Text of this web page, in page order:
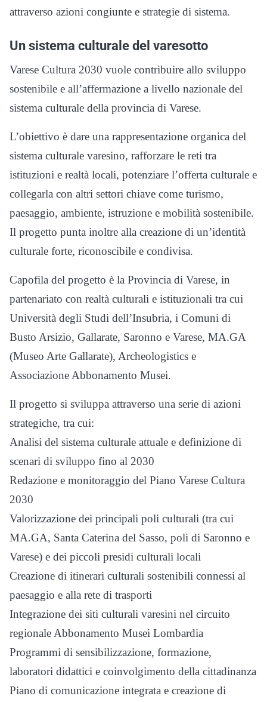
attraverso azioni congiunte e strategie di sistema.
Un sistema culturale del varesotto
Varese Cultura 2030 vuole contribuire allo sviluppo
sostenibile e all’affermazione a livello nazionale del
sistema culturale della provincia di Varese.
L’obiettivo è dare una rappresentazione organica del
sistema culturale varesino, rafforzare le reti tra
istituzioni e realtà locali, potenziare l’offerta culturale e
collegarla con altri settori chiave come turismo,
paesaggio, ambiente, istruzione e mobilità sostenibile.
Il progetto punta inoltre alla creazione di un’identità
culturale forte, riconoscibile e condivisa.
Capofila del progetto è la Provincia di Varese, in
partenariato con realtà culturali e istituzionali tra cui
Università degli Studi dell’Insubria, i Comuni di
Busto Arsizio, Gallarate, Saronno e Varese, MA.GA
(Museo Arte Gallarate), Archeologistics e
Associazione Abbonamento Musei.
Il progetto si sviluppa attraverso una serie di azioni
strategiche, tra cui:
Analisi del sistema culturale attuale e definizione di
scenari di sviluppo fino al 2030
Redazione e monitoraggio del Piano Varese Cultura
2030
Valorizzazione dei principali poli culturali (tra cui
MA.GA, Santa Caterina del Sasso, poli di Saronno e
Varese) e dei piccoli presidi culturali locali
Creazione di itinerari culturali sostenibili connessi al
paesaggio e alla rete di trasporti
Integrazione dei siti culturali varesini nel circuito
regionale Abbonamento Musei Lombardia
Programmi di sensibilizzazione, formazione,
laboratori didattici e coinvolgimento della cittadinanza
Piano di comunicazione integrata e creazione di